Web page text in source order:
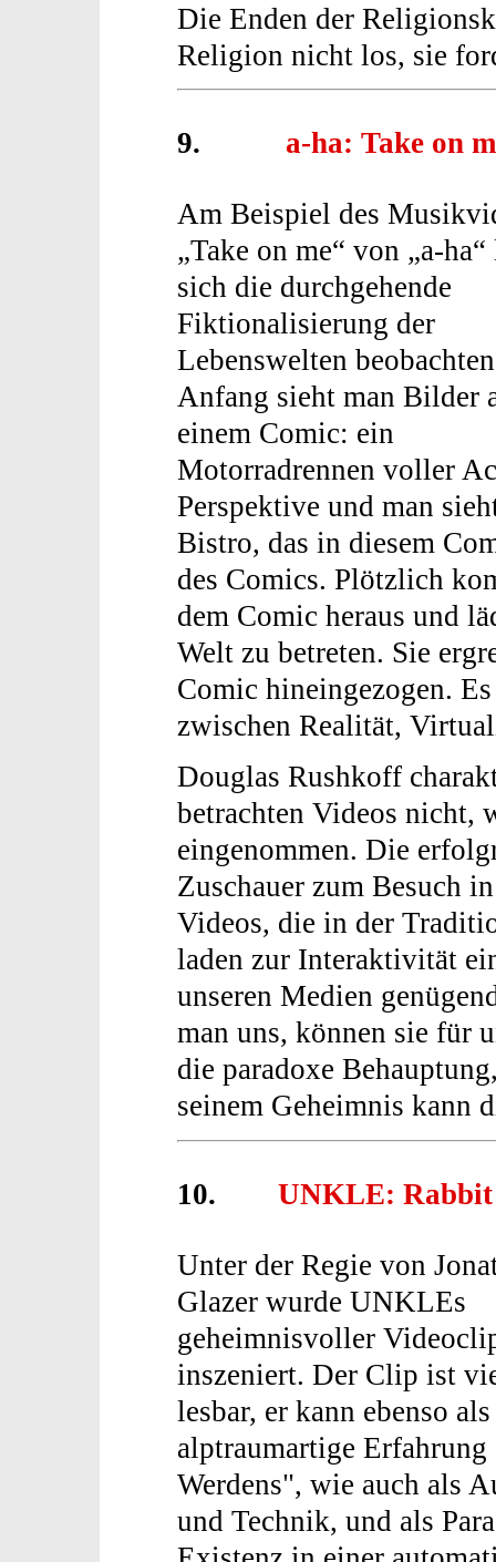
Die Enden der
Religion nicht los, sie
9. a-ha: Take on
Am Beispiel des
„Take on me“ von „a-ha“
sich die durchgehende
Fiktionalisierung der
Lebenswelten
Anfang sieht man Bilder
einem Comic: ein
Motorradrennen voller
Perspektive und man
Bistro, das in diesem
des Comics. Plötzlich
dem Comic heraus und
Welt zu betreten. Sie
Comic hineingezogen.
zwischen Realität,
Douglas Rushkoff
betrachten Videos nicht,
eingenommen. Die
Zuschauer zum Besuch
Videos, die in der
laden zur Interaktivität
unseren Medien
man uns, können sie für
die paradoxe
seinem Geheimnis kann
10. UNKLE: Rabbit
Unter der Regie von
Glazer wurde UNKLEs
geheimnisvoller
inszeniert. Der Clip ist
lesbar, er kann ebenso als
alptraumartige
Werdens", wie auch als
und Technik, und als